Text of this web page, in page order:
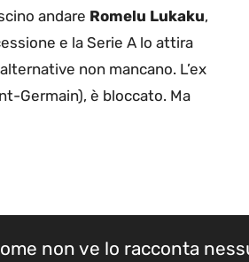
andare Romelu Lukaku,
e la Serie A lo attira
non mancano. L’ex
Germain), è bloccato. Ma
non ve lo racconta